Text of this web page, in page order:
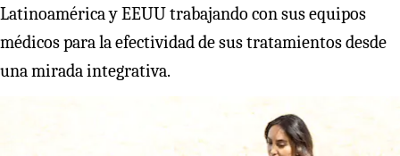
Latinoamérica y EEUU trabajando con sus equipos
médicos para la efectividad de sus tratamientos desde
una mirada integrativa.